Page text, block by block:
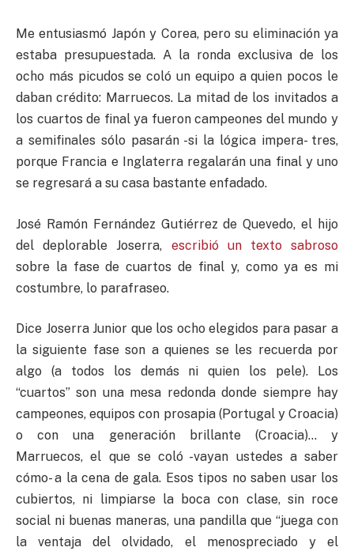
Me entusiasmó Japón y Corea, pero su eliminación ya
estaba presupuestada. A la ronda exclusiva de los
ocho más picudos se coló un equipo a quien pocos le
daban crédito: Marruecos. La mitad de los invitados a
los cuartos de final ya fueron campeones del mundo y
a semifinales sólo pasarán -si la lógica impera- tres,
porque Francia e Inglaterra regalarán una final y uno
se regresará a su casa bastante enfadado.
José Ramón Fernández Gutiérrez de Quevedo, el hijo
del deplorable Joserra, escribió un texto sabroso
sobre la fase de cuartos de final y, como ya es mi
costumbre, lo parafraseo.
Dice Joserra Junior que los ocho elegidos para pasar a
la siguiente fase son a quienes se les recuerda por
algo (a todos los demás ni quien los pele). Los
“cuartos” son una mesa redonda donde siempre hay
campeones, equipos con prosapia (Portugal y Croacia)
o con una generación brillante (Croacia)… y
Marruecos, el que se coló -vayan ustedes a saber
cómo- a la cena de gala. Esos tipos no saben usar los
cubiertos, ni limpiarse la boca con clase, sin roce
social ni buenas maneras, una pandilla que “juega con
la ventaja del olvidado, el menospreciado y el